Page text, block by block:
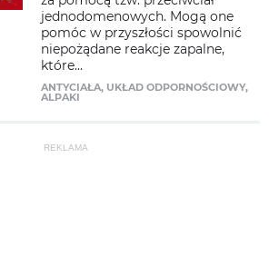
jednodomenowych. Mogą one
pomóc w przyszłości spowolnić
niepożądane reakcje zapalne,
które...
ANTYCIAŁA, UKŁAD ODPORNOŚCIOWY,
ALPAKI
REKLAMA